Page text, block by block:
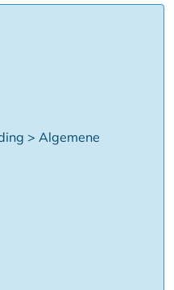
> Algemene